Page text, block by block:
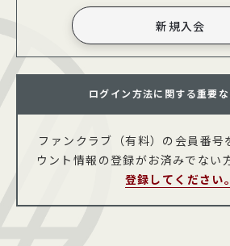
ログイン方法に関する重要
ファンクラブ（有料）の会員番号
ウント情報の登録がお済みでない
登録してください。